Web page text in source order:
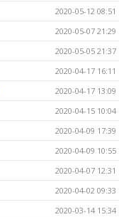
2020-05-12 08:51
2020-05-07 21:29
2020-05-05 21:37
2020-04-17 16:11
2020-04-17 13:09
2020-04-15 10:04
2020-04-09 17:39
2020-04-09 10:55
2020-04-07 12:31
2020-04-02 09:33
2020-03-14 15:34